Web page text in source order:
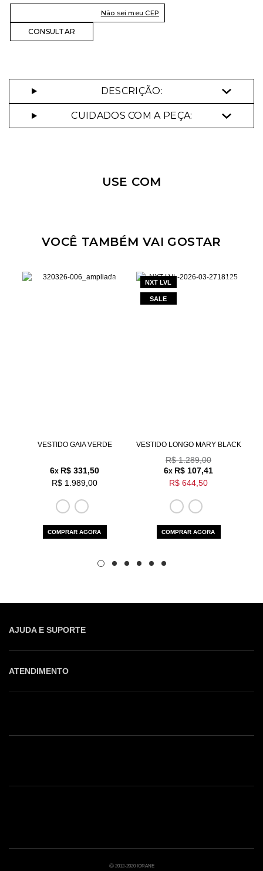
Selecione o tamanho que você deseja:
Não sei meu CEP
DESCRIÇÃO:
CUIDADOS COM A PEÇA:
USE COM
VOCÊ TAMBÉM VAI GOSTAR
VESTIDO GAIA VERDE
6x R$ 331,50
R$ 1.989,00
COMPRAR AGORA
NXT LVL
VESTIDO LONGO MARY BLACK
R$ 1.289,00
6x R$ 107,41
R$ 644,50
COMPRAR AGORA
AJUDA E SUPORTE
ATENDIMENTO
Nossas Lojas
Ⓒ 2012-2020 IORANE